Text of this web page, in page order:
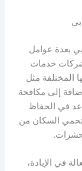
بعدة عوامل
خدمات
المختلفة مثل
إلى مكافحة
في الحفاظ
وتحمي السكان من
في الإبادة،